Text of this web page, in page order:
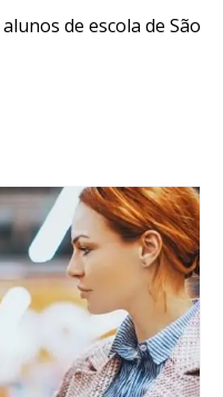
de escola de São